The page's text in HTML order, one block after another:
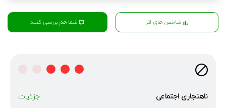
شاخص های اثر شما هم بررسی کنید
ناهنجاری‌ اجتماعی جزئیات